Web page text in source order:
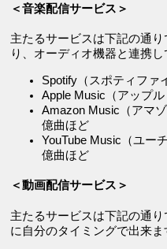
＜音楽配信サービス＞
主たるサービスは下記の通
り、オーディオ機器と連携し
Spotify（スポティファ
Apple Music（アップ
Amazon Music（アマ
億曲ほど
YouTube Music（ユー
億曲ほど
＜動画配信サービス＞
主たるサービスは下記の通
に自分のタイミングで出来ま